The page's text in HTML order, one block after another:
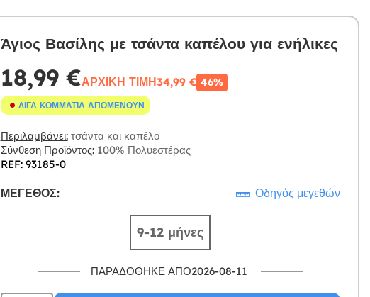
Άγιος Βασίλης με τσάντα καπέλου για ενήλικες
18,99 €ΑΡΧΙΚΉ ΤΙΜΉ34,99 € 46%
ΛΊΓΑ ΚΟΜΜΆΤΙΑ ΑΠΟΜΈΝΟΥΝ
Περιλαμβάνει:τσάντα και καπέλο
Σύνθεση Προϊόντος:100% Πολυεστέρας
REF: 93185-0
ΜΈΓΕΘΟΣ: Οδηγός μεγεθών
9-12 μήνες
ΠΑΡΑΔΌΘΗΚΕ ΑΠΌ2026-08-11